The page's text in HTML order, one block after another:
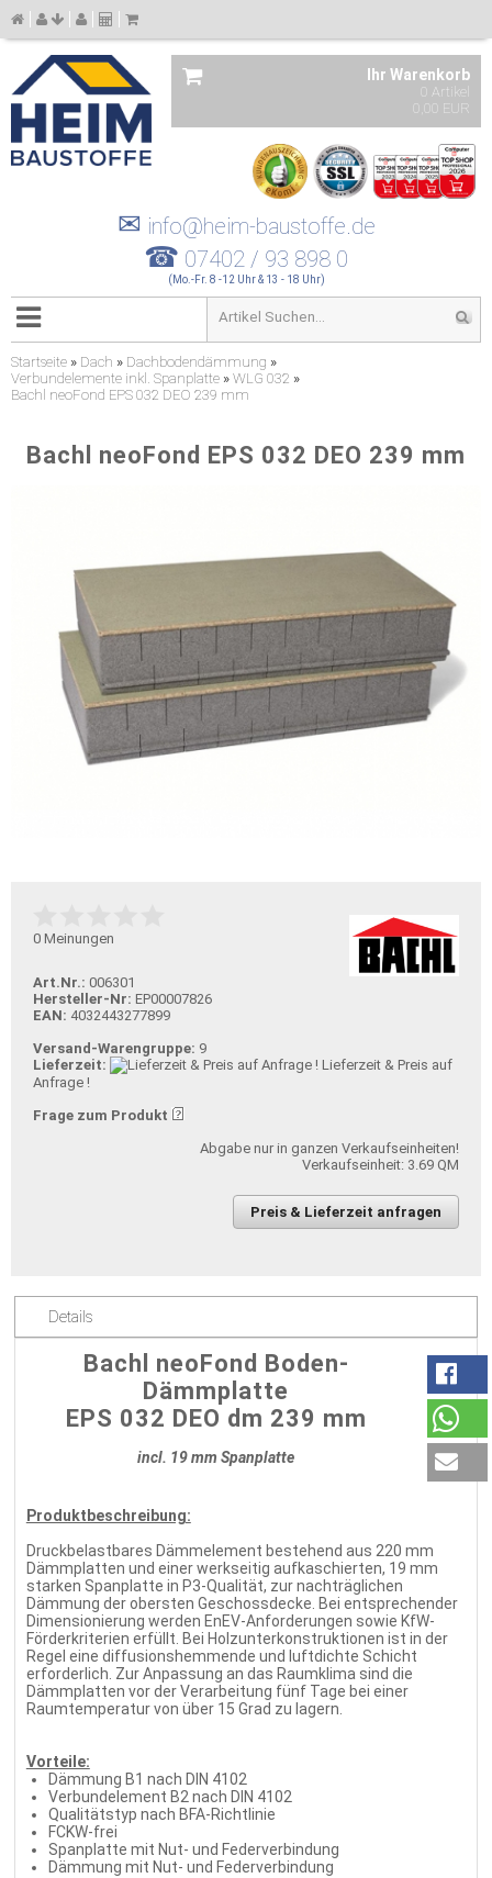
Ihr Warenkorb
0 Artikel
0,00 EUR
✉ info@heim-baustoffe.de
☎ 07402 / 93 898 0
(Mo.-Fr. 8 -12 Uhr & 13 - 18 Uhr)
Startseite » Dach » Dachbodendämmung »
Verbundelemente inkl. Spanplatte » WLG 032 »
Bachl neoFond EPS 032 DEO 239 mm
Bachl neoFond EPS 032 DEO 239 mm
0 Meinungen
Art.Nr.: 006301
Hersteller-Nr: EP00007826
EAN: 4032443277899
Versand-Warengruppe: 9
Lieferzeit:
Lieferzeit & Preis auf
Anfrage !
Frage zum Produkt
Abgabe nur in ganzen Verkaufseinheiten!
Verkaufseinheit: 3.69 QM
Preis & Lieferzeit anfragen
Details
Bachl neoFond Boden-
Dämmplatte
EPS 032 DEO dm 239 mm
incl. 19 mm Spanplatte
Produktbeschreibung:
Druckbelastbares Dämmelement bestehend aus 220 mm
Dämmplatten und einer werkseitig aufkaschierten, 19 mm
starken Spanplatte in P3-Qualität, zur nachträglichen
Dämmung der obersten Geschossdecke. Bei entsprechender
Dimensionierung werden EnEV-Anforderungen sowie KfW-
Förderkriterien erfüllt. Bei Holzunterkonstruktionen ist in der
Regel eine diffusionshemmende und luftdichte Schicht
erforderlich. Zur Anpassung an das Raumklima sind die
Dämmplatten vor der Verarbeitung fünf Tage bei einer
Raumtemperatur von über 15 Grad zu lagern.
Vorteile:
Dämmung B1 nach DIN 4102
Verbundelement B2 nach DIN 4102
Qualitätstyp nach BFA-Richtlinie
FCKW-frei
Spanplatte mit Nut- und Federverbindung
Dämmung mit Nut- und Federverbindung